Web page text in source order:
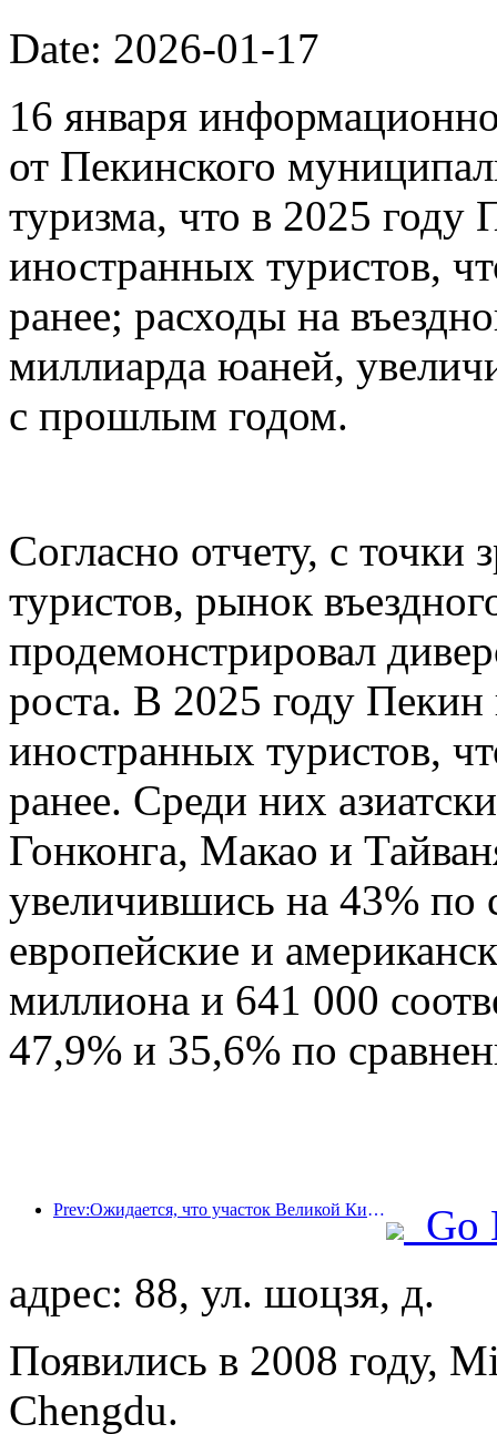
Date: 2026-01-17
16 января
от Пекинского
туризма, что в 2025
иностранных туристов,
ранее; расходы на
миллиарда юаней,
с прошлым годом.
Согласно отчету, с точки
туристов, рынок
продемонстрировал
роста. В 2025 году
иностранных туристов,
ранее. Среди них
Гонконга, Макао и
увеличившись на 43%
европейские и
миллиона и 641 000
47,9% и 35,6% по
Prev:Ожидается, что участок Великой Китайской стены Цзянцзюньгуань в районе Пингу города Пекина будет открыт для публики уже к концу 2026 года.
Go
адрес: 88, ул. шоцзя, д.
Появились в 2008 году,
Chengdu.